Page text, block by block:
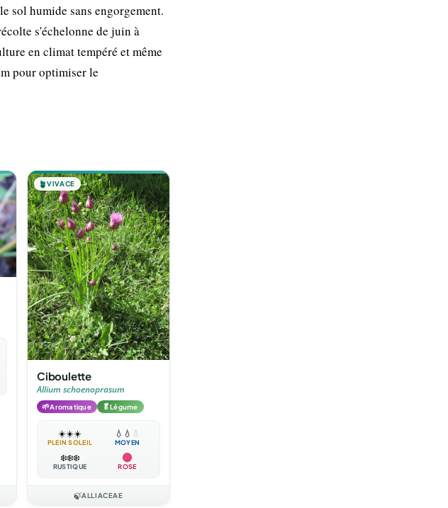
sol humide sans engorgement.
s'échelonne de juin à
en climat tempéré et même
pour optimiser le
🪴VIVACE
Ciboulette
Allium schoenoprasum
🌱Aromatique 🥬Légume
☀️☀️☀️
PLEIN SOLEIL
💧 💧 💧
MOYEN
❄️❄️❄️
RUSTIQUE ROSE
🍃ALLIACEAE